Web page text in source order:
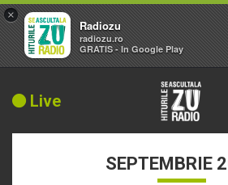
Live
SEPTEMBRIE
×
Radiozu
radiozu.ro
GRATIS - In Google Play